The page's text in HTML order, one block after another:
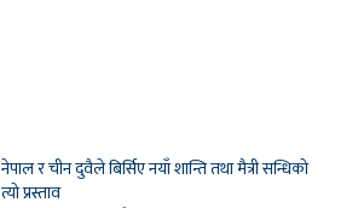
नेपाल र चीन दुवैले बिर्सिए नयाँ शान्ति तथा मैत्री सन्धिको
त्यो प्रस्ताव